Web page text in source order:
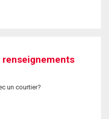
renseignements
un courtier?